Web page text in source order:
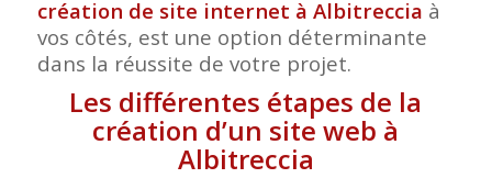
création de site internet à Albitreccia à
vos côtés, est une option déterminante
dans la réussite de votre projet.
Les différentes étapes de la
création d’un site web à
Albitreccia